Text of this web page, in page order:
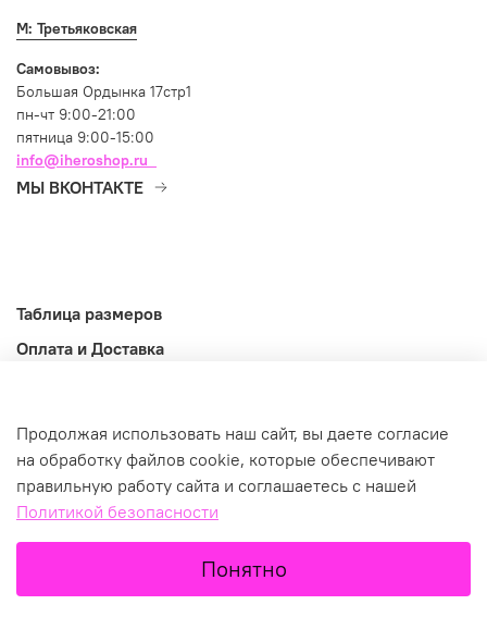
М: Третьяковская
Самовывоз:
Большая Ордынка 17стр1
пн-чт 9:00-21:00
пятница 9:00-15:00
info@iheroshop.ru
МЫ ВКОНТАКТЕ
Таблица размеров
Оплата и Доставка
Информация
Продолжая использовать наш сайт, вы даете согласие
на обработку файлов cookie, которые обеспечивают
правильную работу сайта и соглашаетесь с нашей
Политикой безопасности
Понятно